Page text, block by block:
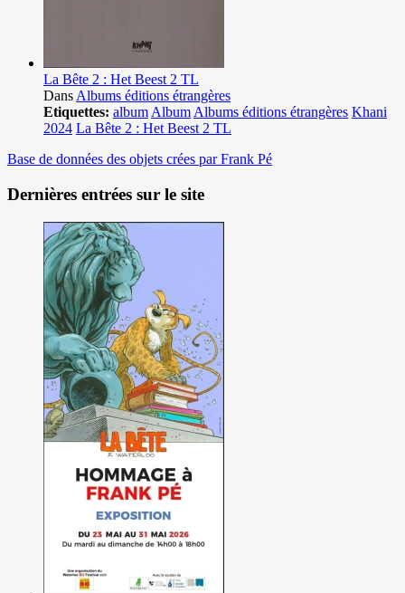
La Bête 2 : Het Beest 2 TL
DansAlbums éditions étrangères
Etiquettes: albumAlbumAlbums éditions étrangères Khani
2024 La Bête 2 : Het Beest 2 TL
Base de données des objets crées par Frank Pé
Dernières entrées sur le site